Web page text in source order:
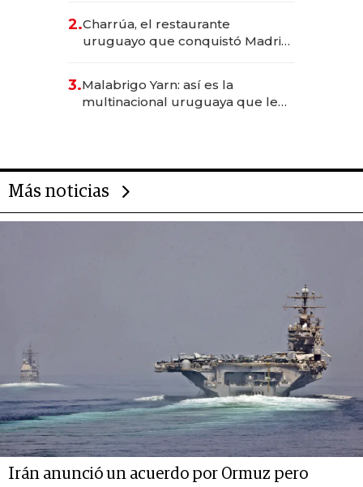
millones
2.Charrúa, el restaurante
uruguayo que conquistó Madrid:
anticipación y prepara apertura
3.Malabrigo Yarn: así es la
multinacional uruguaya que le
Más noticias
Irán anunció un acuerdo por Ormuz pero